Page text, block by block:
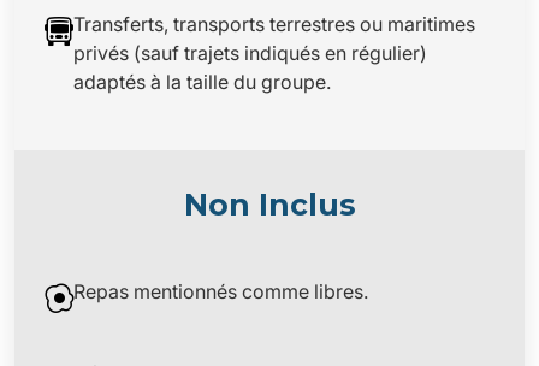
Transferts, transports terrestres ou maritimes
privés (sauf trajets indiqués en régulier)
adaptés à la taille du groupe.
Non Inclus
Repas mentionnés comme libres.